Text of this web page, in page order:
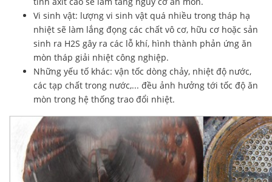
Vi sinh vật: lượng vi sinh vật quá nhiều trong tháp hạ
nhiệt sẽ làm lắng đọng các chất vô cơ, hữu cơ hoặc sản
sinh ra H2S gây ra các lỗ khí, hình thành phản ứng ăn
mòn tháp giải nhiệt công nghiệp.
Những yếu tố khác: vận tốc dòng chảy, nhiệt độ nước,
các tạp chất trong nước,... đều ảnh hưởng tới tốc độ ăn
mòn trong hệ thống trao đổi nhiệt.